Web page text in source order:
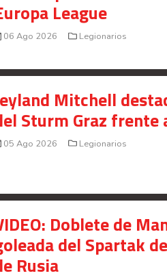
Saprissa a nivel internacional
Celso Borges enfrenta
League
06 Ago 2026 Legionarios
Mitchell
Sturm Graz frente
05 Ago 2026 Legionarios
Doblete de
del Spartak
Rusia